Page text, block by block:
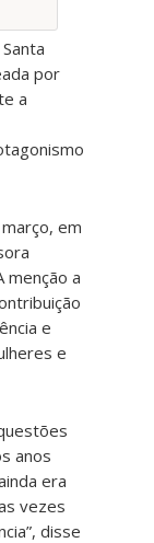
por
a
em
menção a
e
e
anos
era
vezes
disse